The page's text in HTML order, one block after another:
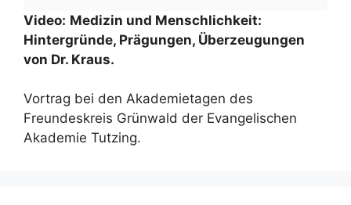
Video: Medizin und Menschlichkeit:
Hintergründe, Prägungen, Überzeugungen
von Dr. Kraus.
Vortrag bei den Akademietagen des
Freundeskreis Grünwald der Evangelischen
Akademie Tutzing.